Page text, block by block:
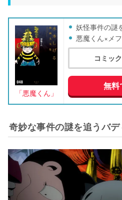
「悪魔くん」
妖怪事件の謎
悪魔くん×メ
コミッ
無料
奇妙な事件の謎を追うバ